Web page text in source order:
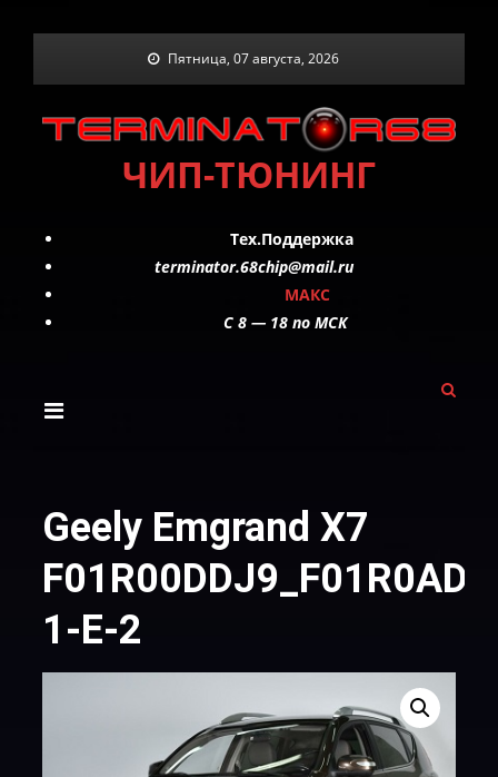
Пятница, 07 августа, 2026
ЧИП-ТЮНИНГ
Тех.Поддержка
terminator.68chip@mail.ru
МАКС
C 8 — 18 по МСК
Geely Emgrand X7
1-Е-2